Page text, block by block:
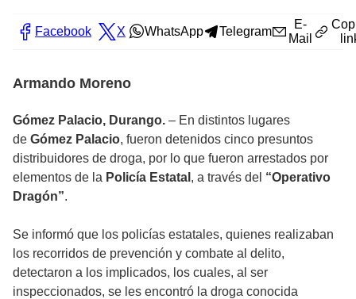
Facebook X WhatsApp Telegram
E-
Mail
Armando Moreno
Gómez Palacio, Durango. – En distintos lugares
de Gómez Palacio, fueron detenidos cinco presuntos
distribuidores de droga, por lo que fueron arrestados por
elementos de la Policía Estatal , a través del “Operativo
Dragón”.
Se informó que los policías estatales, quienes realizaban
los recorridos de prevención y combate al delito,
detectaron a los implicados, los cuales, al ser
inspeccionados, se les encontró la droga conocida